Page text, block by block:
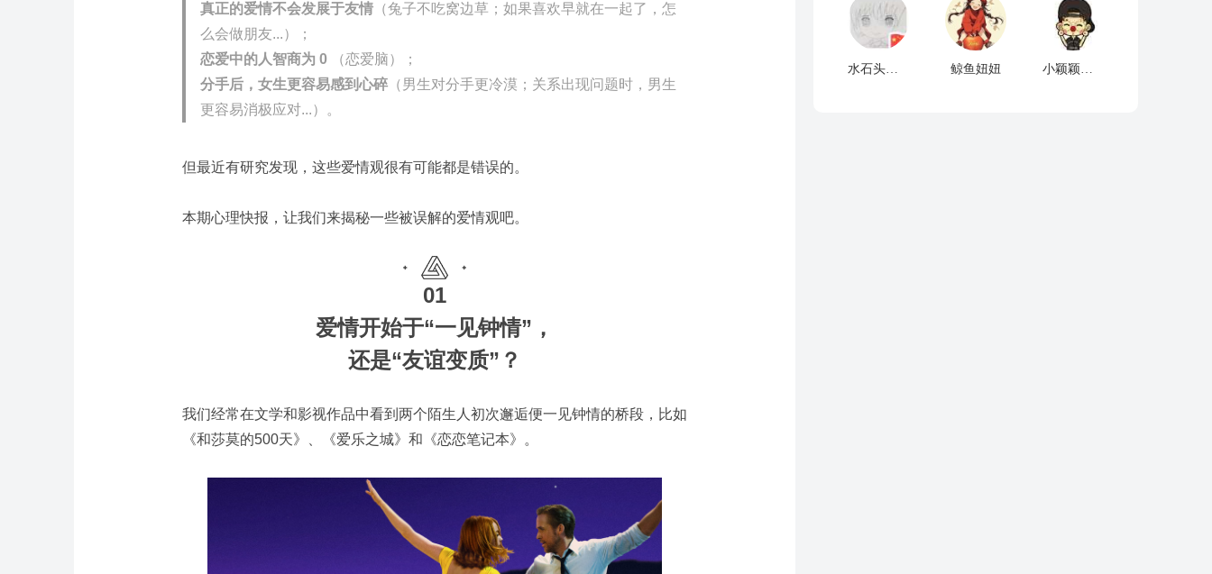
真正的爱情不会发展于友情 （兔子不吃窝边草；如果喜欢早就在一起了，怎
么会做朋友...）；
恋爱中的人智商为 0 （恋爱脑）；
分手后，女生更容易感到心碎 （男生对分手更冷漠；关系出现问题时，男生
更容易消极应对...）。
但最近有研究发现，这些爱情观很有可能都是错误的。
本期心理快报，让我们来揭秘一些被误解的爱情观吧。
01
爱情开始于“一见钟情”，
还是“友谊变质”？
我们经常在文学和影视作品中看到两个陌生人初次邂逅便一见钟情的桥段，比如
《和莎莫的500天》、《爱乐之城》和《恋恋笔记本》。
水石头的小屋 鲸鱼妞妞 小颖颖嘎乌贼汁¤